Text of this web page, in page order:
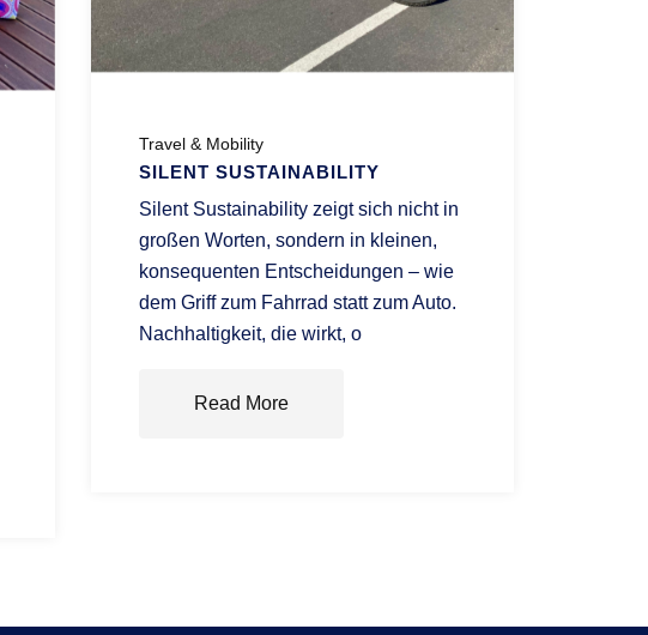
Travel & Mobility
SILENT SUSTAINABILITY
Silent Sustainability zeigt sich nicht in
großen Worten, sondern in kleinen,
konsequenten Entscheidungen – wie
dem Griff zum Fahrrad statt zum Auto.
Nachhaltigkeit, die wirkt, o
Read More